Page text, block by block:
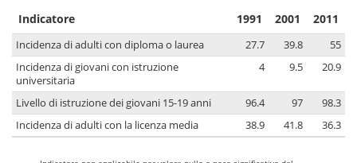
Indicatore 1991 2001 2011
Incidenza di adulti con diploma o laurea 27.7 39.8
55
Incidenza di giovani con istruzione
universitaria
4 9.5 20.9
Livello di istruzione dei giovani 15-19 anni 96.4 97
98.3
Incidenza di adulti con la licenza media
38.9 41.8 36.3